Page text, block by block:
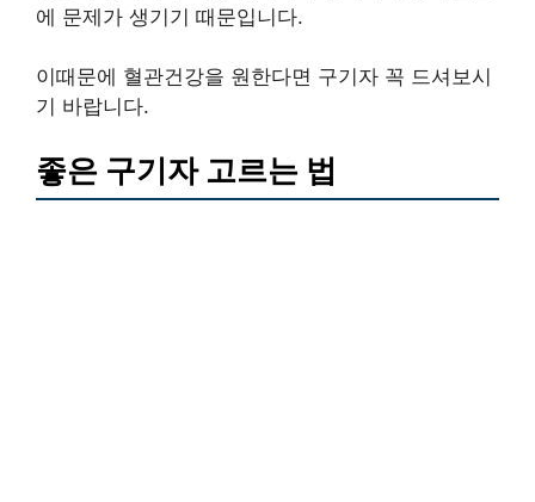
에 문제가 생기기 때문입니다.
이때문에 혈관건강을 원한다면 구기자 꼭 드셔보시
기 바랍니다.
좋은 구기자 고르는 법